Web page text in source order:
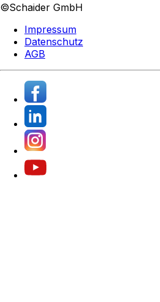
©Schaider GmbH
Impressum
Datenschutz
AGB